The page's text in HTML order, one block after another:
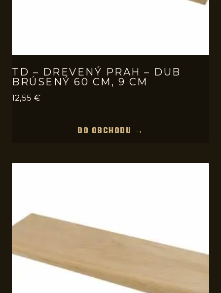
TD – DREVENÝ PRAH – DUB
BRÚSENÝ 60 CM, 9 CM
12,55 €
DO OBCHODU →